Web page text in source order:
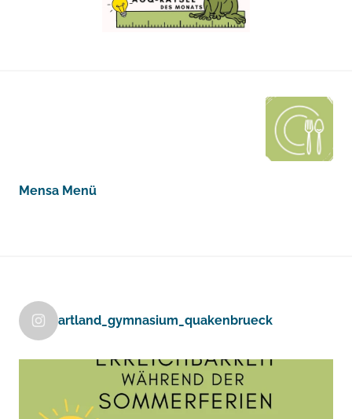
Mensa Menü
artland_gymnasium_quakenbrueck